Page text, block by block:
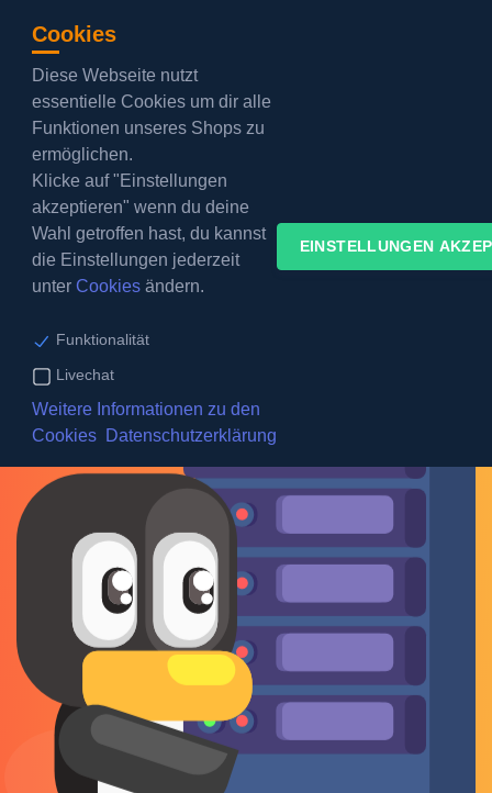
Cookies
Diese Webseite nutzt
essentielle Cookies um dir alle
Funktionen unseres Shops zu
ermöglichen.
Klicke auf "Einstellungen
akzeptieren" wenn du deine
Wahl getroffen hast, du kannst
die Einstellungen jederzeit
unter Cookiesändern.
Funktionalität
Livechat
Weitere Informationen zu den
Cookies
Datenschutzerklärung
EINSTELLUNGEN
*Hot* AMD Epyc Winter DEAL VPS